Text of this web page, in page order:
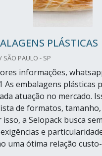
PLÁSTICAS
SÃO PAULO - SP
informações,
As embalagens plásticas
atuação no mercado.
de formatos,
isso, a Selopack busca
e
uma ótima relação